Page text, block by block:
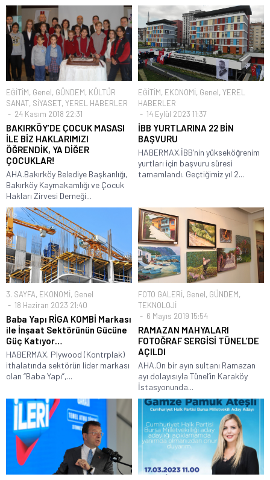
EĞİTİM, Genel, GÜNDEM, KÜLTÜR
SANAT, SİYASET, YEREL HABERLER
24 Kasım 2018 22:31
BAKIRKÖY’DE ÇOCUK MASASI
İLE BİZ HAKLARIMIZI
ÖĞRENDİK, YA DİĞER
ÇOCUKLAR!
AHA.Bakırköy Belediye Başkanlığı,
Bakırköy Kaymakamlığı ve Çocuk
Hakları Zirvesi Derneği...
EĞİTİM, EKONOMİ, Genel, YEREL
HABERLER
14 Eylül 2023 11:37
İBB YURTLARINA 22 BİN
BAŞVURU
HABERMAX.İBB’nin yükseköğrenim
yurtları için başvuru süresi
tamamlandı. Geçtiğimiz yıl 2...
3. SAYFA, EKONOMİ, Genel
18 Haziran 2023 21:40
Baba Yapı RİGA KOMBİ Markası
ile İnşaat Sektörünün Gücüne
Güç Katıyor…
HABERMAX. Plywood (Kontrplak)
ithalatında sektörün lider markası
olan “Baba Yapı”,...
FOTO GALERİ, Genel, GÜNDEM,
TEKNOLOJİ
6 Mayıs 2019 15:54
RAMAZAN MAHYALARI
FOTOĞRAF SERGİSİ TÜNEL’DE
AÇILDI
AHA.On bir ayın sultanı Ramazan
ayı dolayısıyla Tünel’in Karaköy
İstasyonunda...